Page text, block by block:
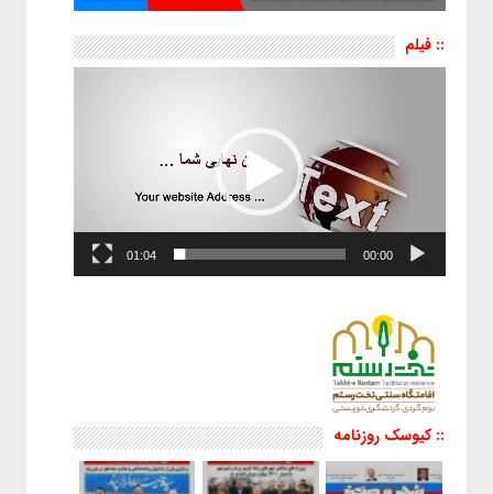
:: فیلم
نمایشگر
00:00
01:04
:: کیوسک روزنامه